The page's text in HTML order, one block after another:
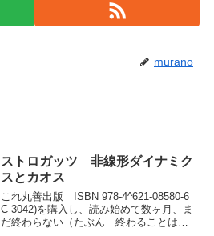
murano
ストロガッツ 非線形ダイナミク
スとカオス
これ丸善出版 ISBN 978-4^621-08580-6
C 3042)を購入し、読み始めて数ヶ月、ま
だ終わらない（たぶん 終わることはな